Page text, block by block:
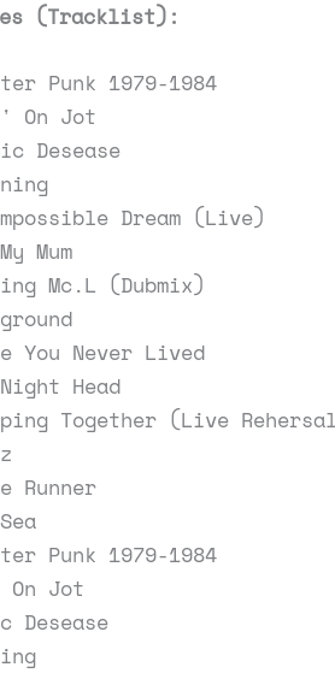
(Tracklist):
Punk 1979-1984
On Jot
Desease
Dream (Live)
Mum
Mc.L (Dubmix)
You Never Lived
Head
Together (Live Rehersal
Runner
Punk 1979-1984
Jot
Desease